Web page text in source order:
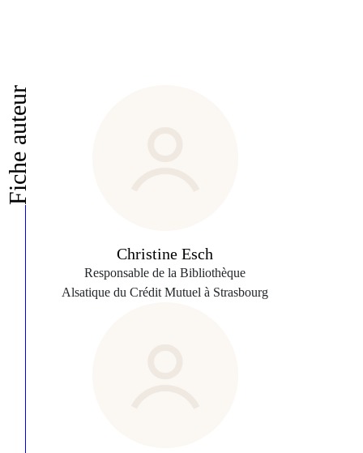
Fiche auteur
Christine Esch
Responsable de la Bibliothèque
Alsatique du Crédit Mutuel à Strasbourg